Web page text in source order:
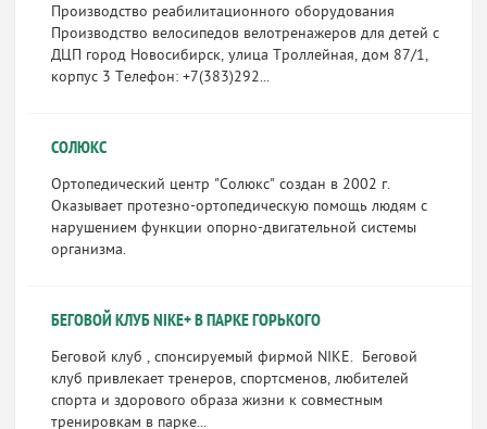
Производство реабилитационного оборудования
Производство велосипедов велотренажеров для детей с
ДЦП город Новосибирск, улица Троллейная, дом 87/1,
корпус 3 Телефон: +7(383)292...
СОЛЮКС
Ортопедический центр "Солюкс" создан в 2002 г.
Оказывает протезно-ортопедическую помощь людям с
нарушением функции опорно-двигательной системы
организма.
БЕГОВОЙ КЛУБ NIKE+ В ПАРКЕ ГОРЬКОГО
Беговой клуб , спонсируемый фирмой NIKE. Беговой
клуб привлекает тренеров, спортсменов, любителей
спорта и здорового образа жизни к совместным
тренировкам в парке...